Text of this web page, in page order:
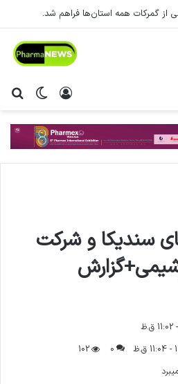
از گمرکات همه استان‌ها فراهم شد.
تغییر ورود
سندیکا و شرکت
0
102